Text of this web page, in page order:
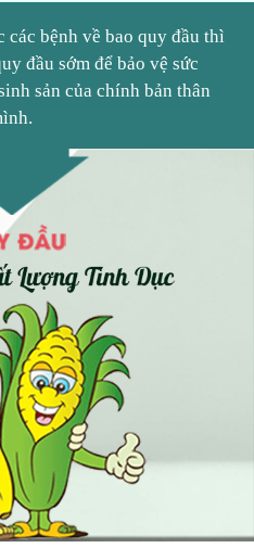
các bệnh về bao quy đầu thì
đầu sớm để bảo vệ sức
sản của chính bản thân